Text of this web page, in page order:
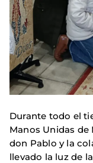
Durante todo el
Manos Unidas
don Pablo y la
llevado la luz de